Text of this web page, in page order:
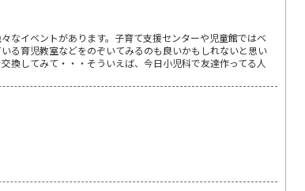
なイベントがあります。子育て支援センターや児童館ではベ
る育児教室などをのぞいてみるのも良いかもしれないと思い
換してみて・・・そういえば、今日小児科で友達作ってる人